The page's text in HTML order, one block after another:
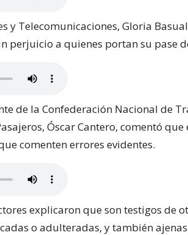
y Telecomunicaciones, Gloria
perjuicio a quienes portan su pase
de la Confederación Nacional de
Óscar Cantero, comentó
comenten errores evidentes.
explicaron que son testigos de
o adulteradas, y también